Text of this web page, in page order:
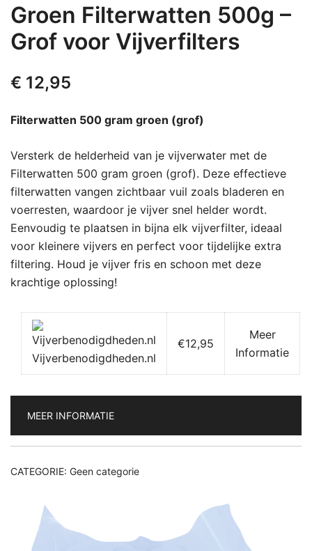
Groen Filterwatten 500g –
Grof voor Vijverfilters
€ 12,95
Filterwatten 500 gram groen (grof)
Versterk de helderheid van je vijverwater met de
Filterwatten 500 gram groen (grof). Deze effectieve
filterwatten vangen zichtbaar vuil zoals bladeren en
voerresten, waardoor je vijver snel helder wordt.
Eenvoudig te plaatsen in bijna elk vijverfilter, ideaal
voor kleinere vijvers en perfect voor tijdelijke extra
filtering. Houd je vijver fris en schoon met deze
krachtige oplossing!
Vijverbenodigdheden.nl
€12,95
Meer
Informatie
MEER INFORMATIE
CATEGORIE: Geen categorie